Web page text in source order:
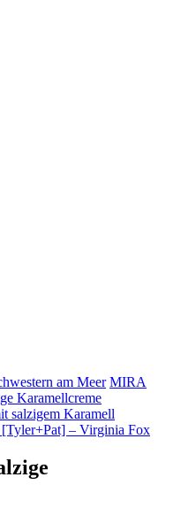
am Meer MIRA
Karamellcreme
salzigem Karamell
– Virginia Fox